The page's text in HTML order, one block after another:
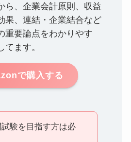
ら、企業会計原則、収益
果、連結・企業結合など
重要論点をわかりやす
てます。
で購入する
験を目指す方は必